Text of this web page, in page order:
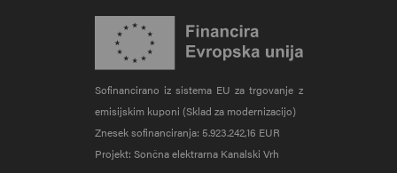
Sofinancirano iz sistema EU za trgovanje z
emisijskim kuponi (Sklad za modernizacijo)
Znesek sofinanciranja: 5.923.242,16 EUR
Projekt: Sončna elektrarna Kanalski Vrh